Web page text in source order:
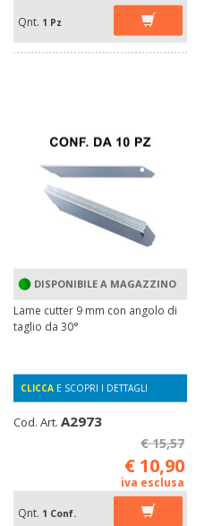
Qnt. 1 Pz
DISPONIBILE A MAGAZZINO
Lame cutter 9 mm con angolo di
taglio da 30°
CLICCA E SCOPRI I DETTAGLI
Cod. Art. A2973
€ 15,57
€ 10,90
iva esclusa
Qnt. 1 Conf.